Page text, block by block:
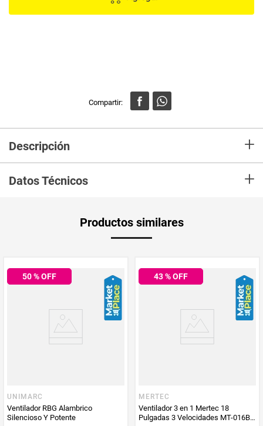
Descripción +
portátil recargable. Su diseño plegable y compacto lo hace ideal para
usar en casa, la oficina o durante tus viajes. Con batería integrada,
Voltaje: 110V
Tipo de alimentación: USB
Material: aluminio resistente y plástico
Diseño plegable y compacto, fácil de guardar
Ventilador portátil ideal para casa, oficina o viajes
Cabezal giratorio hasta 180°
MOSTRAR MÁS
Datos Técnicos +
Tienda
3 días hábiles
Producto
Enviado Por
AML Comercializadora
Productos similares
50% OFF
UNIMARC
Ventilador RBG Alambrico
Silencioso Y Potente
43% OFF
MERTEC
Ventilador 3 en 1 Mertec 18
Pulgadas 3 Velocidades MT-016B